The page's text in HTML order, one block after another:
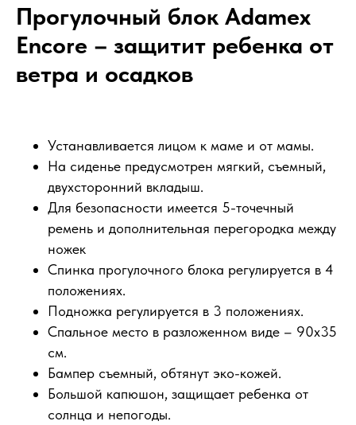
Прогулочный блок Adamex
Encore – защитит ребенка от
ветра и осадков
Устанавливается лицом к маме и от мамы.
На сиденье предусмотрен мягкий, съемный,
двухсторонний вкладыш.
Для безопасности имеется 5-точечный
ремень и дополнительная перегородка между
ножек
Спинка прогулочного блока регулируется в 4
положениях.
Подножка регулируется в 3 положениях.
Спальное место в разложенном виде – 90х35
см.
Бампер съемный, обтянут эко-кожей.
Большой капюшон, защищает ребенка от
солнца и непогоды.